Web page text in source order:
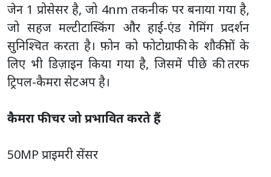
जेन 1 प्रोसेसर है, जो 4nm तकनीक पर बनाया गया है,
जो सहज मल्टीटास्किंग और हाई-एंड गेमिंग प्रदर्शन
सुनिश्चित करता है। फ़ोन को फोटोग्राफी के शौकीनों के
लिए भी डिज़ाइन किया गया है, जिसमें पीछे की तरफ
ट्रिपल-कैमरा सेटअप है।
कैमरा फीचर जो प्रभावित करते हैं
50MP प्राइमरी सेंसर